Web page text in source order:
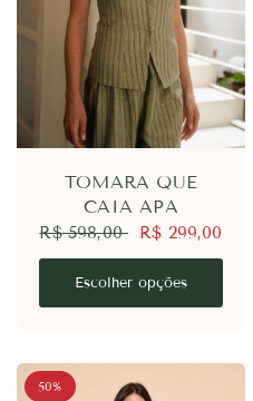
TOMARA QUE
CAIA APA
R$ 598,00 R$ 299,00
Escolher opções
50%